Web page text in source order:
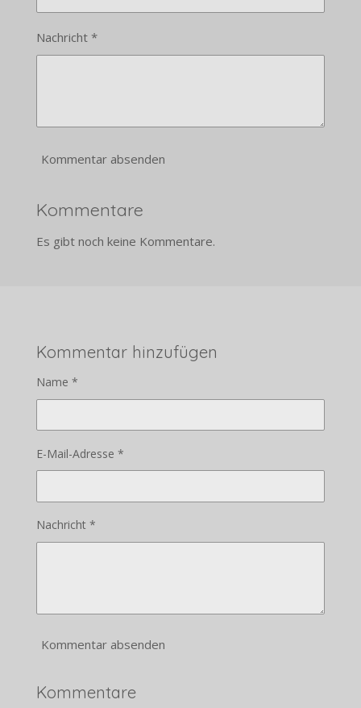
Nachricht *
Kommentar absenden
Kommentare
Es gibt noch keine Kommentare.
Kommentar hinzufügen
Name *
E-Mail-Adresse *
Nachricht *
Kommentar absenden
Kommentare